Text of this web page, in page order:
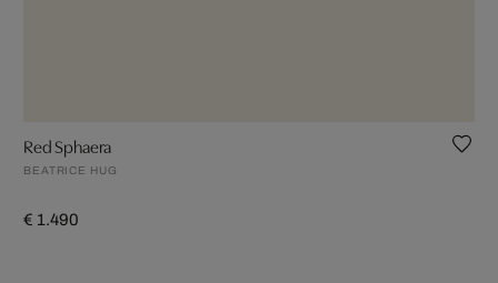
Red Sphaera
BEATRICE HUG
€ 1.490